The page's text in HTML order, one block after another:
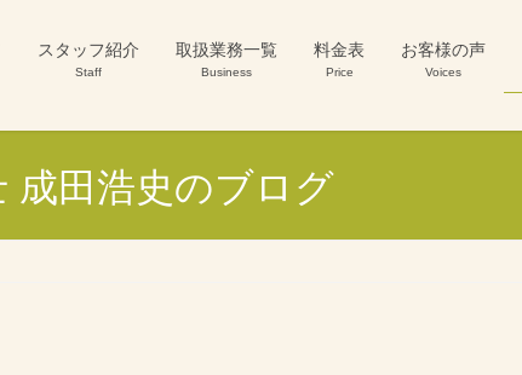
スタッフ紹介
Staff
取扱業務一覧
Business
料金表
Price
お客様の声
Voices
成田浩史のブログ